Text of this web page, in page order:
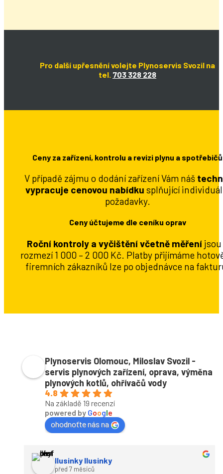
Pro další upřesnění volejte Plynoservis Svozil na
tel. 703 328 228
Ceny za zařízení, kontrolu a revizi plynu a spotřebičů
V případě zájmu o dodání zařízení Vám náš
vypracuje cenovou nabídku splňující
požadavky.
Ceny účtujeme dle ceníku oprav
Roční kontroly a vyčištěnívčetně měření jsou
rozmezí 1 000 – 2 000 Kč. Platby přijímáme
firemních zákazníků lze po objednávce na
Plynoservis Olomouc, Miloslav Svozil -
servis plynových zařízení, oprava, výměna
plynových kotlů, ohřívačů vody
4.8
Na základě 19 recenzí
powered by Google
ohodnoťte nás na
Ilusinky Ilusinky
před 7 měsíců